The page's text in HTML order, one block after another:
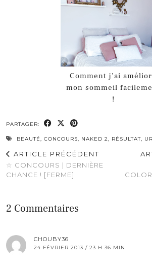
Comment j’ai
mon sommeil
!
PARTAGER:
BEAUTÉ, CONCOURS, NAKED 2, RÉSULTAT,
ARTICLE PRÉCÉDENT
☆ CONCOURS | DERNIÈRE
CHANCE ! [FERME]
2 Commentaires
CHOUBY36
24 FÉVRIER 2013 / 23 H 36 MIN